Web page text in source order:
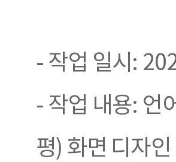
- 작업 일시:
- 작업 내용: 언
평) 화면 디자인